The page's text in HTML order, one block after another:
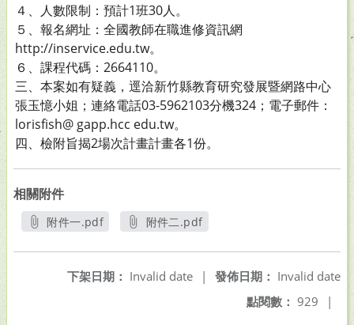
４、人數限制：預計1班30人。
５、報名網址：全國教師在職進修資訊網
http://inservice.edu.tw。
６、課程代碼：2664110。
三、本案如有疑義，逕洽新竹縣教育研究發展暨網路中心
張玉憶小姐；連絡電話03-5962103分機324；電子郵件：
lorisfish@ gapp.hcc edu.tw。
四、檢附旨揭2場次計畫計畫各1份。
相關附件
附件一.pdf
附件二.pdf
發佈日期： Invalid date
下架日期： Invalid date
|
點閱數： 929 |